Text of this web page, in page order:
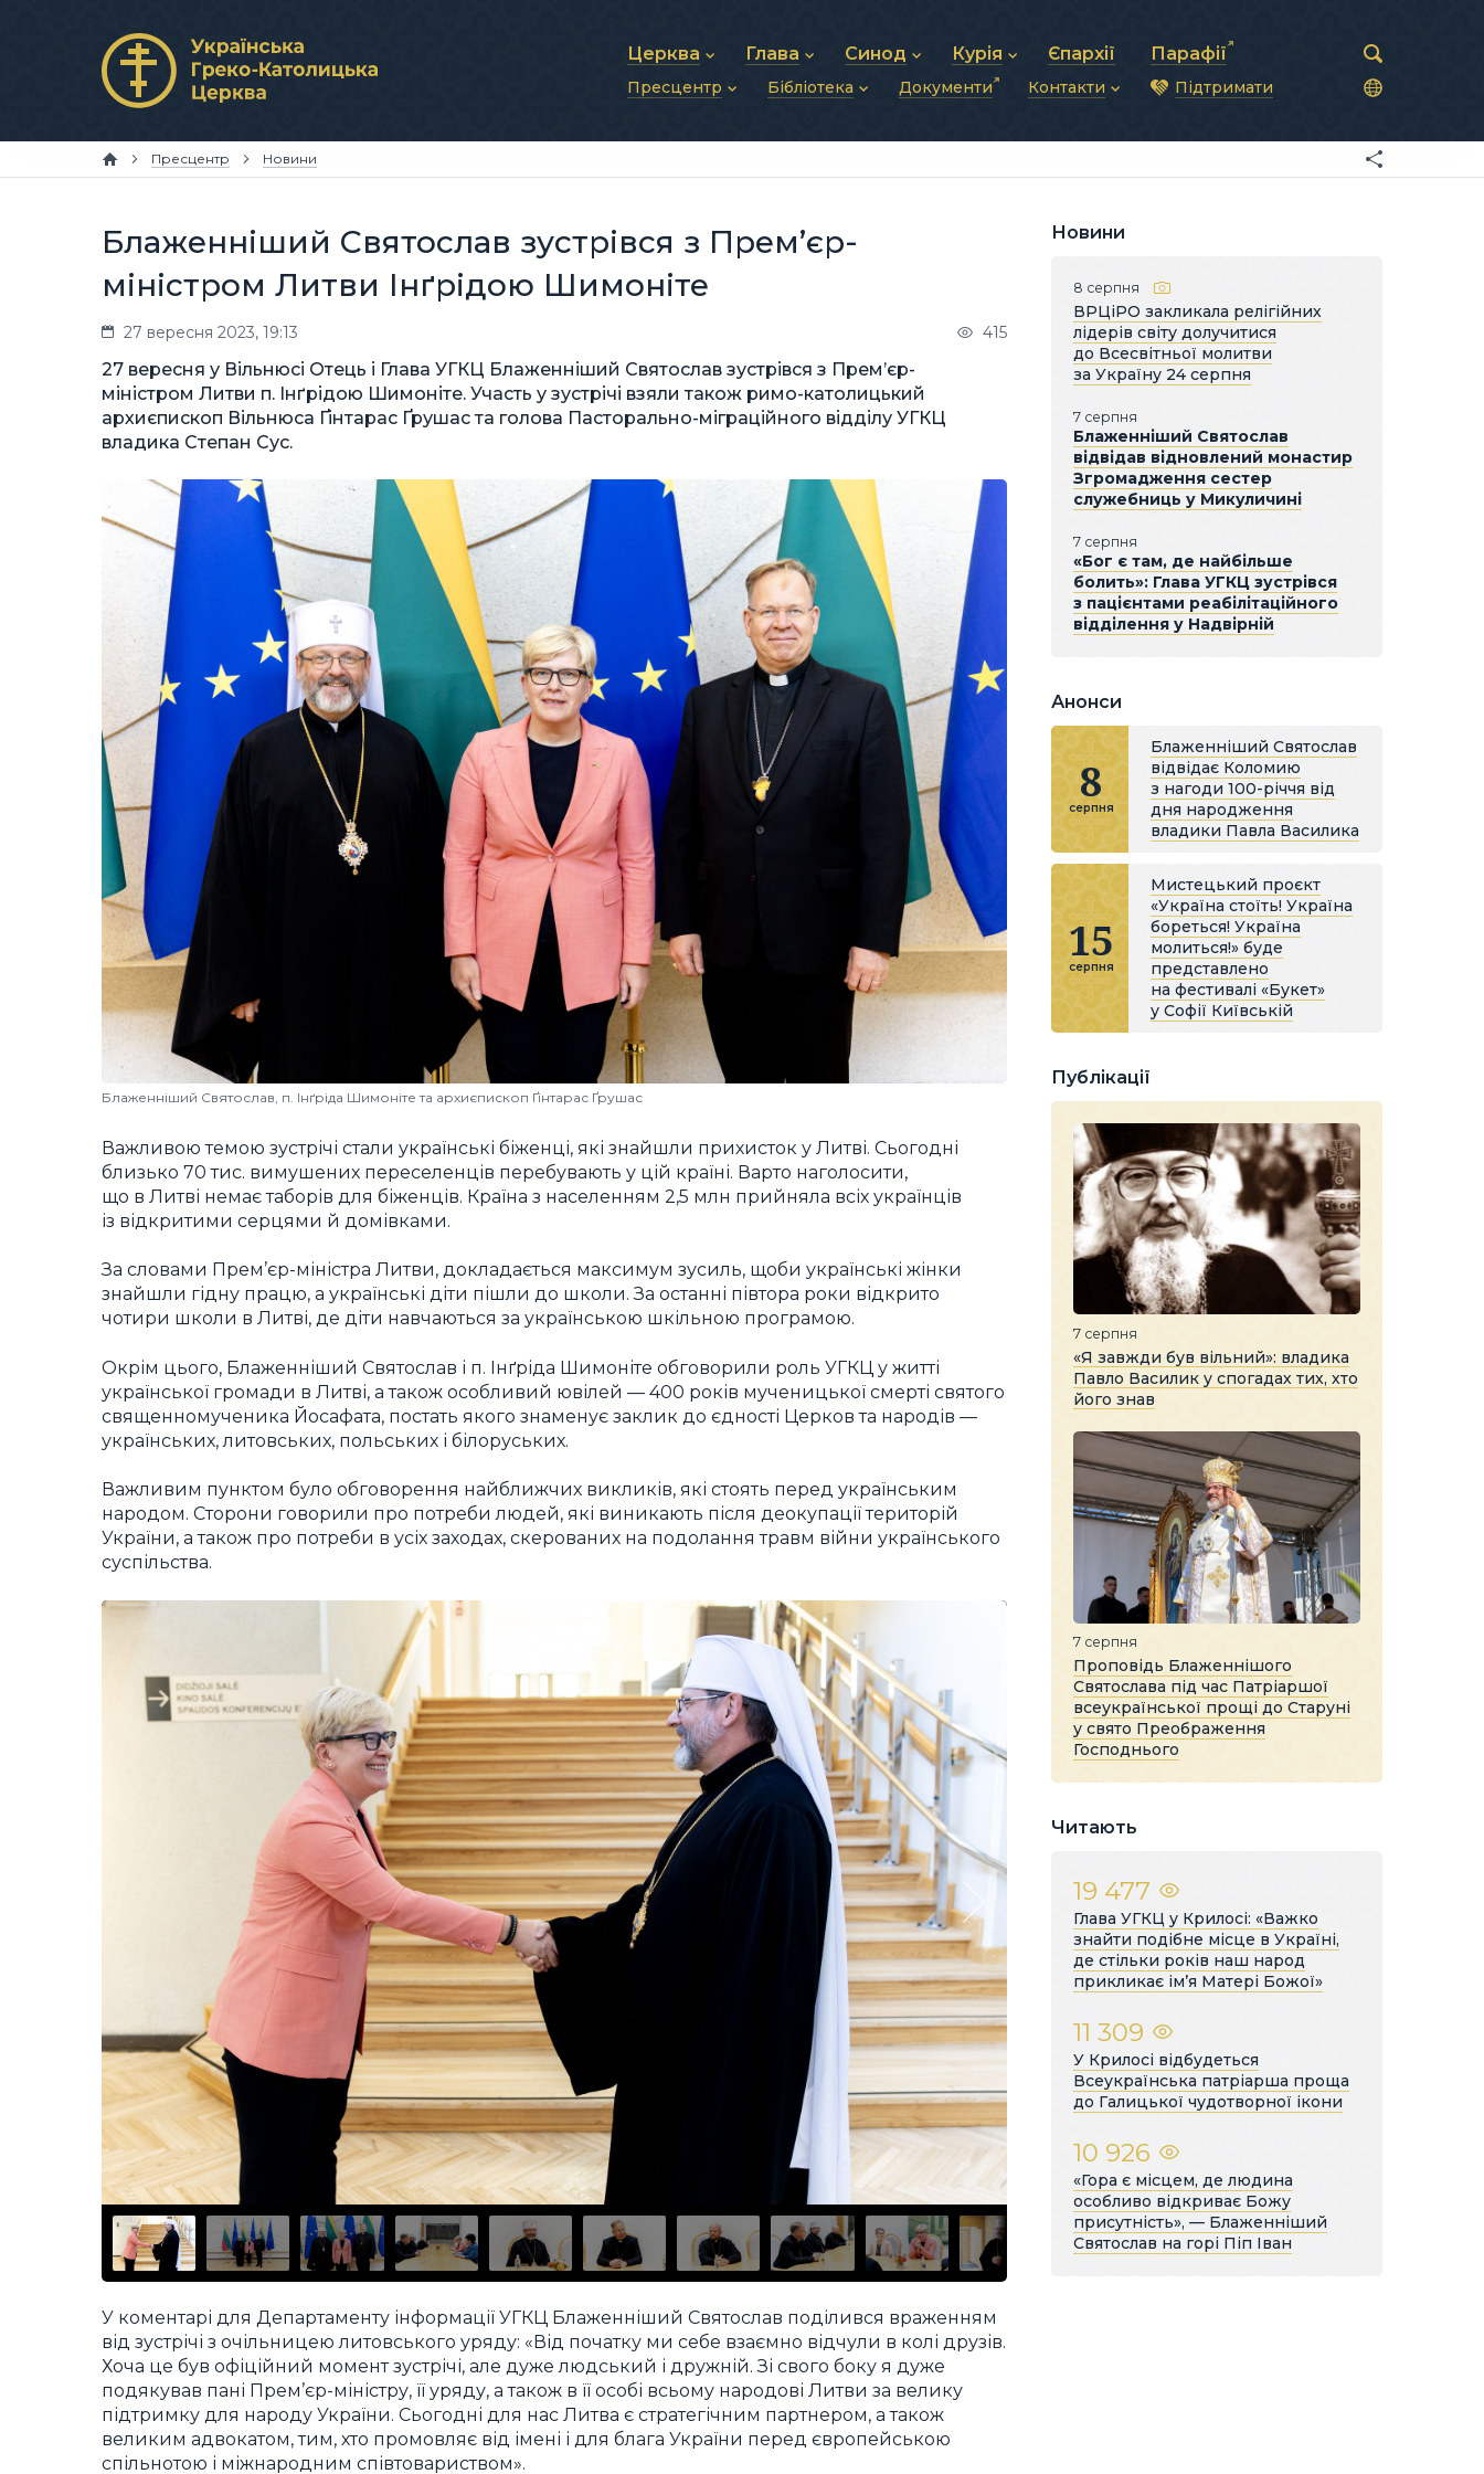
Церква
Про УГКЦ
Структура УГКЦ
Глава
Блаженніший Святослав
Фотографії
Синод
Синод Єпископів
Митрополичі Синоди
Курія
Душпастирська рада
Зв’язки та комунікації
Єпархії Парафії
Пресцентр
Публікації
Фото та відео
Архів новин (2013–2022)
Бібліотека
Молитви
Документи Контакти
Синоди Єпископів
Патріарша курія
Підтримати
Пресцентр Новини
Блаженніший Святослав зустрівся з Прем’єр-
міністром Литви Інґрідою Шимоніте
27 вересня 2023, 19:13 415
27 вересня у Вільнюсі Отець і Глава УГКЦ Блаженніший Святослав зустрівся з Прем’єр-
міністром Литви п. Інґрідою Шимоніте. Участь у зустрічі взяли також римо-католицький
архиєпископ Вільнюса Ґінтарас Ґрушас та голова Пасторально-міграційного відділу УГКЦ
владика Степан Сус.
Блаженніший Святослав, п. Інґріда Шимоніте та архиєпископ Ґінтарас Ґрушас
Важливою темою зустрічі стали українські біженці, які знайшли прихисток у Литві. Сьогодні
близько 70 тис. вимушених переселенців перебувають у цій країні. Варто наголосити,
що в Литві немає таборів для біженців. Країна з населенням 2,5 млн прийняла всіх українців
із відкритими серцями й домівками.
За словами Прем’єр-міністра Литви, докладається максимум зусиль, щоби українські жінки
знайшли гідну працю, а українські діти пішли до школи. За останні півтора роки відкрито
чотири школи в Литві, де діти навчаються за українською шкільною програмою.
Окрім цього, Блаженніший Святослав і п. Інґріда Шимоніте обговорили роль УГКЦ у житті
української громади в Литві, а також особливий ювілей — 400 років мученицької смерті святого
священномученика Йосафата, постать якого знаменує заклик до єдності Церков та народів —
українських, литовських, польських і білоруських.
Важливим пунктом було обговорення найближчих викликів, які стоять перед українським
народом. Сторони говорили про потреби людей, які виникають після деокупації територій
України, а також про потреби в усіх заходах, скерованих на подолання травм війни українського
суспільства.
У коментарі для Департаменту інформації УГКЦ Блаженніший Святослав поділився враженням
від зустрічі з очільницею литовського уряду: «Від початку ми себе взаємно відчули в колі друзів.
Хоча це був офіційний момент зустрічі, але дуже людський і дружній. Зі свого боку я дуже
подякував пані Прем’єр-міністру, її уряду, а також в її особі всьому народові Литви за велику
підтримку для народу України. Сьогодні для нас Литва є стратегічним партнером, а також
великим адвокатом, тим, хто промовляє від імені і для блага України перед європейською
спільнотою і міжнародним співтовариством».
Новини
8 серпня
ВРЦіРО закликала релігійних
лідерів світу долучитися
до Всесвітньої молитви
за Україну 24 серпня
7 серпня
Блаженніший Святослав
відвідав відновлений монастир
Згромадження сестер
служебниць у Микуличині
7 серпня
«Бог є там, де найбільше
болить»: Глава УГКЦ зустрівся
з пацієнтами реабілітаційного
відділення у Надвірній
Анонси
8
серпня
Блаженніший Святослав
відвідає Коломию
з нагоди 100-річчя від
дня народження
владики Павла Василика
15
серпня
Мистецький проєкт
«Україна стоїть! Україна
бореться! Україна
молиться!» буде
представлено
на фестивалі «Букет»
у Софії Київській
Публікації
7 серпня
«Я завжди був вільний»: владика
Павло Василик у спогадах тих, хто
його знав
7 серпня
Проповідь Блаженнішого
Святослава під час Патріаршої
всеукраїнської прощі до Старуні
у свято Преображення
Господнього
Читають
19 477
Глава УГКЦ у Крилосі: «Важко
знайти подібне місце в Україні,
де стільки років наш народ
прикликає ім’я Матері Божої»
11 309
У Крилосі відбудеться
Всеукраїнська патріарша проща
до Галицької чудотворної ікони
10 926
«Гора є місцем, де людина
особливо відкриває Божу
присутність», — Блаженніший
Святослав на горі Піп Іван